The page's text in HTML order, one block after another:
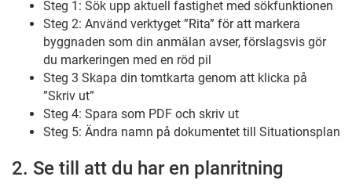
Steg 1: Sök upp aktuell fastighet med sökfunktionen
Steg 2: Använd verktyget ”Rita” för att markera
byggnaden som din anmälan avser, förslagsvis gör
du markeringen med en röd pil
Steg 3 Skapa din tomtkarta genom att klicka på
”Skriv ut”
Steg 4: Spara som PDF och skriv ut
Steg 5: Ändra namn på dokumentet till Situationsplan
2. Se till att du har en planritning